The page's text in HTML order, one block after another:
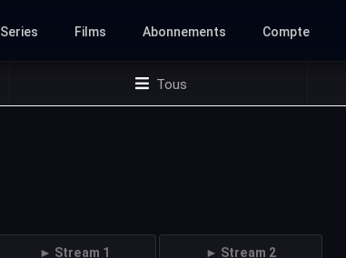
Series Films Abonnements Compte
Tous
► Stream 1 ► Stream 2